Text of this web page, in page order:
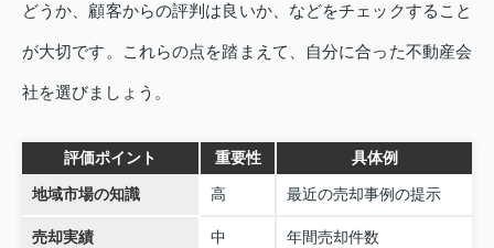
どうか、顧客からの評判は良いか、などをチェックすること
が大切です。これらの点を踏まえて、自分に合った不動産会
社を選びましょう。
評価ポイント 重要性 具体例
地域市場の知識 高 最近の売却事例の提示
売却実績 中 年間売却件数